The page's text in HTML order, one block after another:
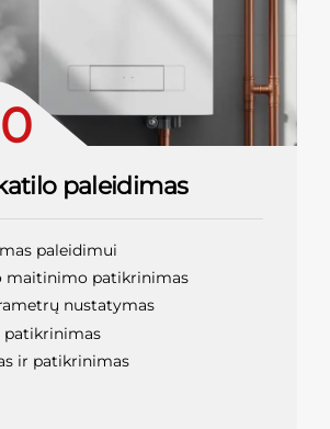
paleidimas
paleidimui
maitinimo patikrinimas
nustatymas
patikrinimas
ir patikrinimas